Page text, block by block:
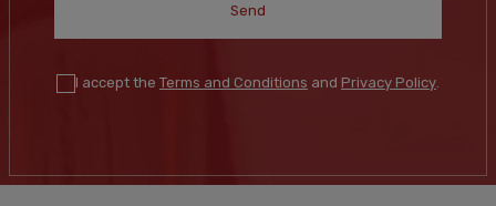
Send
I accept the Terms and Conditions and Privacy Policy.